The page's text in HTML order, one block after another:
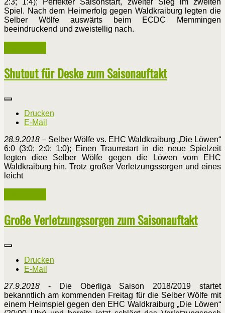
2:3; 1:4); Perfekter Saisonstart, zweiter Sieg im zweiten
Spiel. Nach dem Heimerfolg gegen Waldkraiburg legten die
Selber Wölfe auswärts beim ECDC Memmingen
beeindruckend und zweistellig nach.
Shutout für Deske zum Saisonauftakt
Drucken
E-Mail
28.9.2018 – Selber Wölfe vs. EHC Waldkraiburg „Die Löwen“
6:0 (3:0; 2:0; 1:0); Einen Traumstart in die neue Spielzeit
legten diee Selber Wölfe gegen die Löwen vom EHC
Waldkraiburg hin. Trotz großer Verletzungssorgen und eines
leicht
Große Verletzungssorgen zum Saisonauftakt
Drucken
E-Mail
27.9.2018 - Die Oberliga Saison 2018/2019 startet
bekanntlich am kommenden Freitag für die Selber Wölfe mit
einem Heimspiel gegen den EHC Waldkraiburg „Die Löwen“